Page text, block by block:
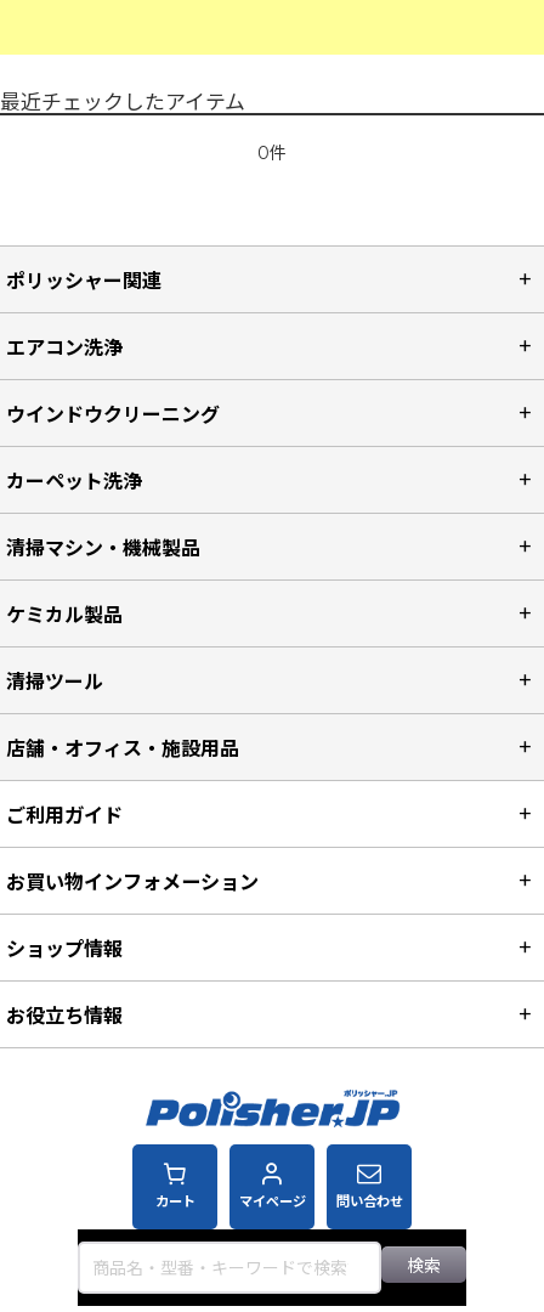
最近チェックしたアイテム
0件
ポリッシャー関連
エアコン洗浄
ウインドウクリーニング
カーペット洗浄
清掃マシン・機械製品
ケミカル製品
清掃ツール
店舗・オフィス・施設用品
カート マイページ 問い合わせ
検索
ご利用ガイド
お買い物インフォメーション
ショップ情報
お役立ち情報